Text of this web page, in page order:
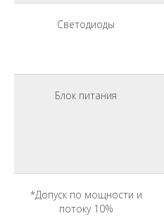
Светодиоды
Блок питания
*Допуск по мощности и
потоку 10%